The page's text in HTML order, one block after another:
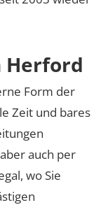
Herford
Form der
Zeit und bares
auch per
wo Sie